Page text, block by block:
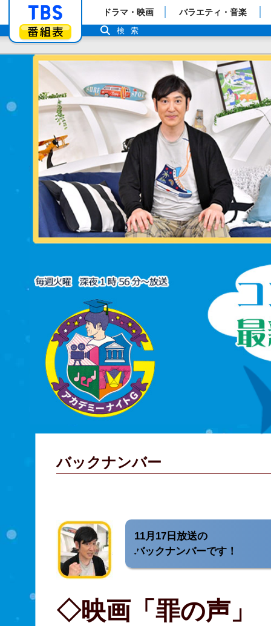
「TBSテレビ」トップページ
番組表
ドラマ・映画 バラエティ・音楽
検索
バックナンバー
11月17日放送の
バックナンバーです！
◇映画「罪の声」